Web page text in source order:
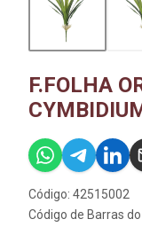
F.FOLHA
Código: 42515002
Código de Barras